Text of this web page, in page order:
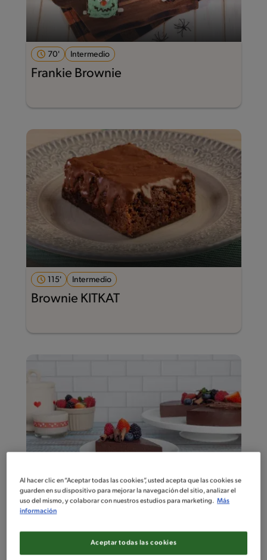
70' Intermedio
Frankie Brownie
115' Intermedio
Brownie KITKAT
130' Intermedio
Al hacer clic en “Aceptar todas las cookies”, usted acepta que las cookies se
guarden en su dispositivo para mejorar la navegación del sitio, analizar el
uso del mismo, y colaborar con nuestros estudios para marketing. Más
información
Aceptar todas las cookies